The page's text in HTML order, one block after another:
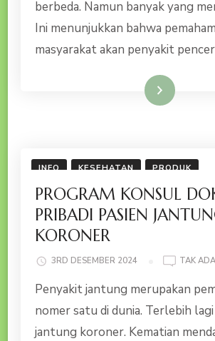
berbeda. Namun banyak yang
Ini menunjukkan bahwa
masyarakat akan penyakit
Baca Selengkapnya
INFO KESEHATAN PRODUK
PROGRAM KONSUL
PRIBADI PASIEN
KORONER
3RD DESEMBER 2024 TAK
Penyakit jantung merupakan
nomer satu di dunia. Terlebih
jantung koroner. Kematian